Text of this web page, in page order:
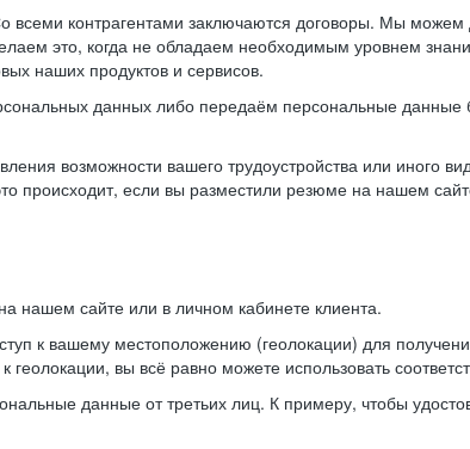
всеми контрагентами заключаются договоры. Мы можем
это, когда не обладаем необходимым уровнем
наших продуктов и сервисов.
данных либо передаём персональные данные
возможности вашего трудоустройства или иного
происходит, если вы разместили резюме на нашем
нашем сайте или в личном кабинете клиента.
к вашему местоположению (геолокации) для
вы всё равно можете использовать
данные от третьих лиц. К примеру, чтобы